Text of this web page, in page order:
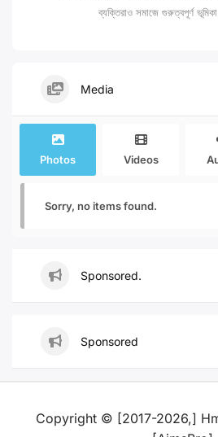
ব্যক্তিরাও সমাজে গুরুত্বপূর্ণ
Media
Photos Videos
Sorry, no items found.
Sponsored.
Sponsored
Copyright © [2017-2026,]